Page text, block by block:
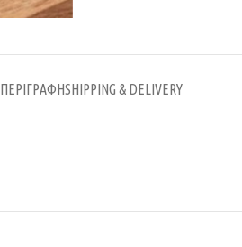
ΠΕΡΙΓΡΑΦΉSHIPPING & DELIVERY